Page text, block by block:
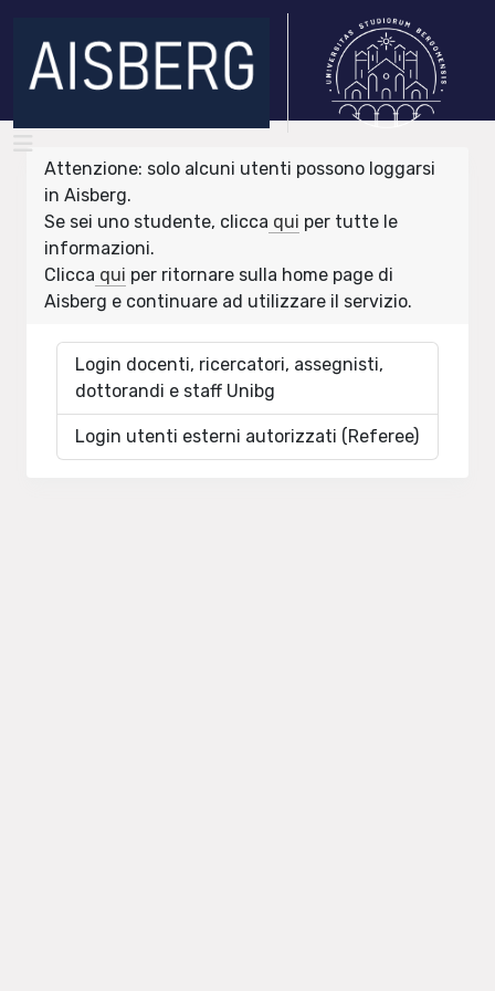
Attenzione: solo alcuni utenti possono loggarsi
in Aisberg.
Se sei uno studente, clicca qui per tutte le
informazioni.
Clicca qui per ritornare sulla home page di
Aisberg e continuare ad utilizzare il servizio.
Login docenti, ricercatori, assegnisti,
dottorandi e staff Unibg
Login utenti esterni autorizzati (Referee)